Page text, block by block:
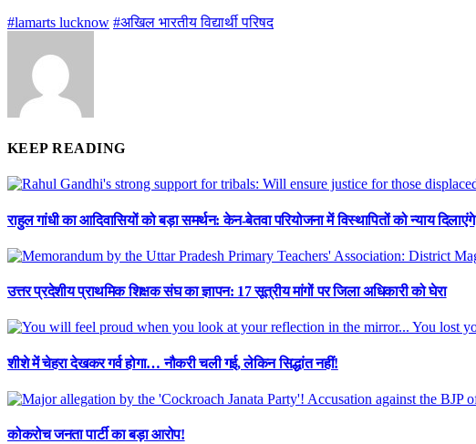
#lamarts lucknow #अखिल भारतीय विद्यार्थी परिषद
KEEP READING
राहुल गांधी का आदिवासियों को बड़ा समर्थन: केन-बेतवा परियोजना में विस्थापितों को न्याय दिलाएंगे
उत्तर प्रदेशीय प्राथमिक शिक्षक संघ का ज्ञापन: 17 सूत्रीय मांगों पर जिला अधिकारी को घेरा
शीशे में चेहरा देखकर गर्व होगा… नौकरी चली गई, लेकिन सिद्धांत नहीं!
कोकरोच जनता पार्टी का बड़ा आरोप!